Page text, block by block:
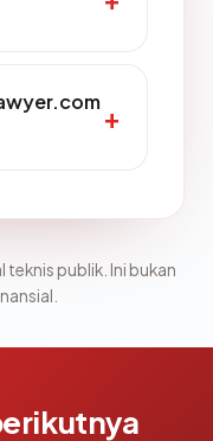
publik. Ini bukan